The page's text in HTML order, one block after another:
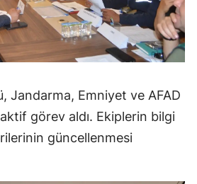
Jandarma, Emniyet ve AFAD
görev aldı. Ekiplerin bilgi
güncellenmesi